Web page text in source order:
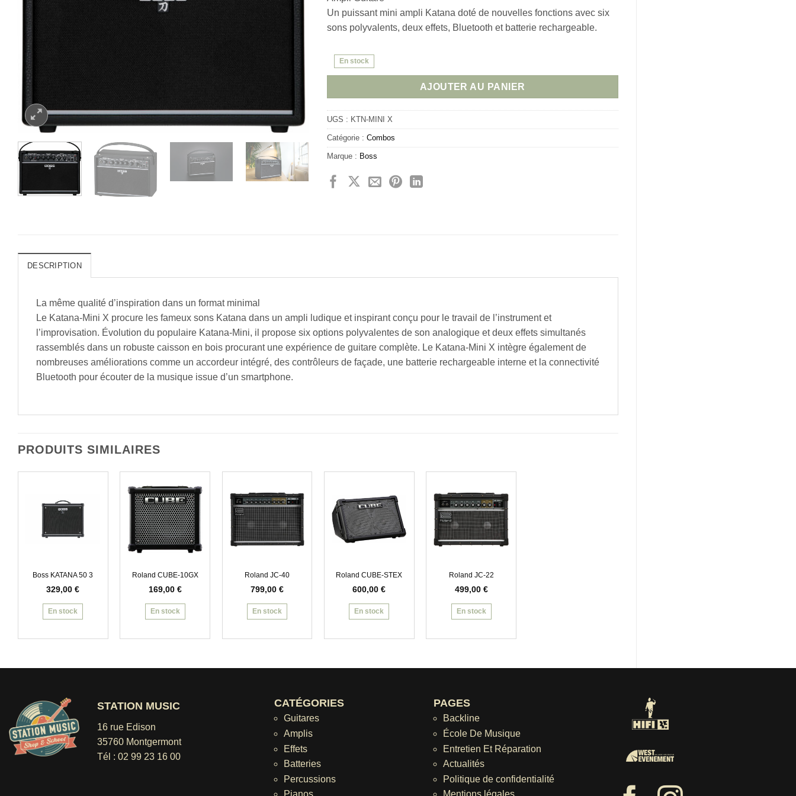
Un puissant mini ampli Katana doté de nouvelles fonctions avec six
sons polyvalents, deux effets, Bluetooth et batterie rechargeable.
En stock
AJOUTER AU PANIER
UGS : KTN-MINI X
Catégorie :Combos
Marque : Boss
DESCRIPTION
La même qualité d’inspiration dans un format minimal
Le Katana-Mini X procure les fameux sons Katana dans un ampli ludique et inspirant conçu pour le travail de l’instrument et
l’improvisation. Évolution du populaire Katana-Mini, il propose six options polyvalentes de son analogique et deux effets simultanés
rassemblés dans un robuste caisson en bois procurant une expérience de guitare complète. Le Katana-Mini X intègre également de
nombreuses améliorations comme un accordeur intégré, des contrôleurs de façade, une batterie rechargeable interne et la connectivité
Bluetooth pour écouter de la musique issue d’un smartphone.
PRODUITS SIMILAIRES
Boss KATANA 50 3
329,00€
En stock
Roland CUBE-10GX
169,00 €
En stock
Roland JC-40
799,00 €
En stock
Roland CUBE-STEX
600,00€
En stock
Roland JC-22
499,00 €
En stock
STATION MUSIC
16 rue Edison
35760 Montgermont
Tél : 02 99 23 16 00
CATÉGORIES
Guitares
Amplis
Effets
Batteries
Percussions
PAGES
Backline
École De Musique
Entretien Et Réparation
Actualités
Politique de confidentialité